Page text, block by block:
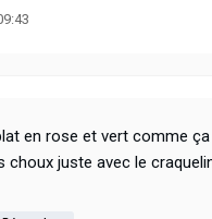
en rose et vert comme
juste avec le